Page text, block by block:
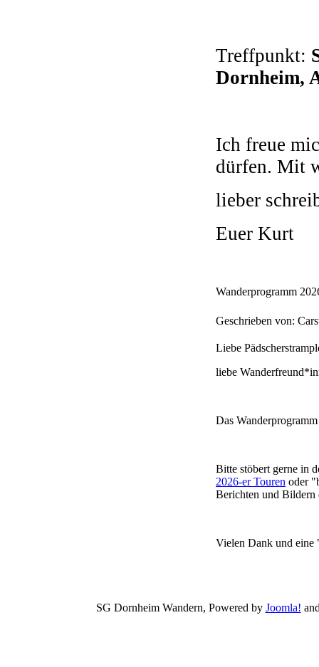
Treffpunkt:
Dornheim,
Ich freue
dürfen. Mit
lieber
Euer Kurt
Wanderprogramm
Geschrieben von:
Liebe
liebe
Das
Bitte stöbert gerne in
2026-er Touren oder
Berichten und Bildern
Vielen Dank und eine
SG Dornheim Wandern, Powered by Joomla!